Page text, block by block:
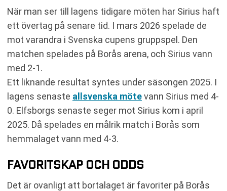
När man ser till lagens tidigare möten har Sirius haft
ett övertag på senare tid. I mars 2026 spelade de
mot varandra i Svenska cupens gruppspel. Den
matchen spelades på Borås arena, och Sirius vann
med 2-1.
Ett liknande resultat syntes under säsongen 2025. I
lagens senaste allsvenska mötevann Sirius med 4-
0. Elfsborgs senaste seger mot Sirius kom i april
2025. Då spelades en målrik match i Borås som
hemmalaget vann med 4-3.
FAVORITSKAP OCH ODDS
Det är ovanligt att bortalaget är favoriter på Borås